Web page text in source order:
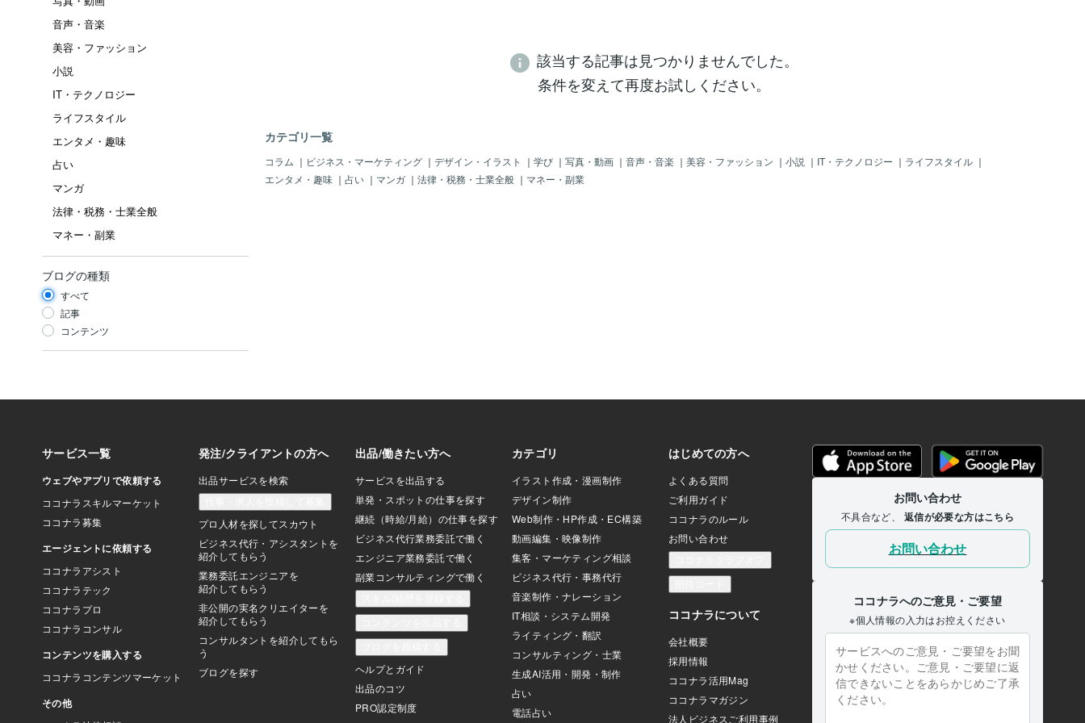
音声・音楽
美容・ファッション
小説
IT・テクノロジー
ライフスタイル
エンタメ・趣味
占い
マンガ
法律・税務・士業全般
マネー・副業
ブログの種類
すべて
記事
コンテンツ
該当する記事は見つかりませんでした。
条件を変えて再度お試しください。
カテゴリ一覧
コラム ｜ ビジネス・マーケティング ｜ デザイン・イラスト ｜ 学び ｜ 写真・動画 ｜ 音声・音楽 ｜ 美容・ファッション ｜ 小説 ｜ IT・テクノロジー ｜ ライフスタイル ｜
エンタメ・趣味 ｜ 占い ｜ マンガ ｜ 法律・税務・士業全般 ｜ マネー・副業